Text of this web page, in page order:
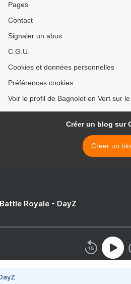
Pages
Contact
Signaler un abus
C.G.U.
Cookies et données personnelles
Préférences cookies
Voir le profil de Bagnolet en Vert sur
Créer un blog sur
Créer un
Royale - DayZ